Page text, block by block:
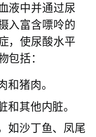
液中并通过尿
入富含嘌呤的
，使尿酸水平
包括：
和猪肉。
和其他内脏。
如沙丁鱼、凤尾